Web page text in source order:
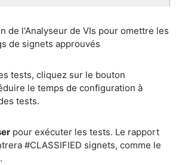
de l'Analyseur de VIs pour omettre les
de signets approuvés
tests, cliquez sur le bouton
le temps de configuration à
tests.
pour exécuter les tests. Le rapport
#CLASSIFIED signets, comme le